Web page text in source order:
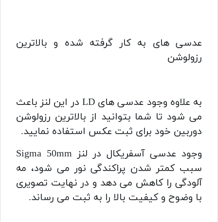
عدسی های به کار گرفته شده و بالاترین
رزولوشن
به علاوه وجود عدسی های LD در این لنز باعث
می شود تا شما بتوانید از بالاترین رزولوشن
دوربین خود برای ثبت عکس استفاده نمایید.
وجود عدسی آسفریکال در لنز Sigma 50mm
سبب کمتر شدن پراکندگی نور می شود، مه
آلودگی را کاهش می دهد و در نهایت تصویری
با وضوح و کیفیت بالا را به ثبت می رساند.